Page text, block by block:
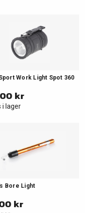
Work Light Spot 360
kr
i lager
Bore Light
kr